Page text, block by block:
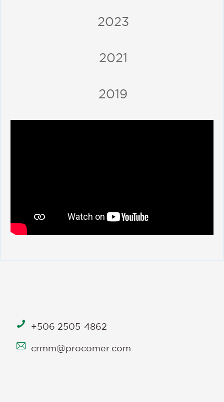
2023
2021
2019
+506 2505-4862
crmm@procomer.com